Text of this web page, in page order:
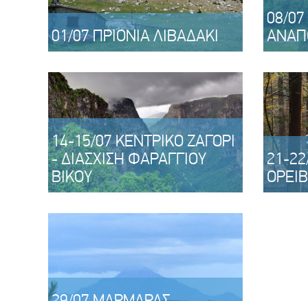
01/07 ΠΡΙΟΝΙΑ ΛΙΒΑΔΑΚΙ
08/
14-15/07 ΚΕΝΤΡΙΚΌ ΖΑΓΟΡΙ
- ΔΙΑΣΧΙΣΗ ΦΑΡΑΓΓΙΟΥ
ΒΊΚΟΥ
21-